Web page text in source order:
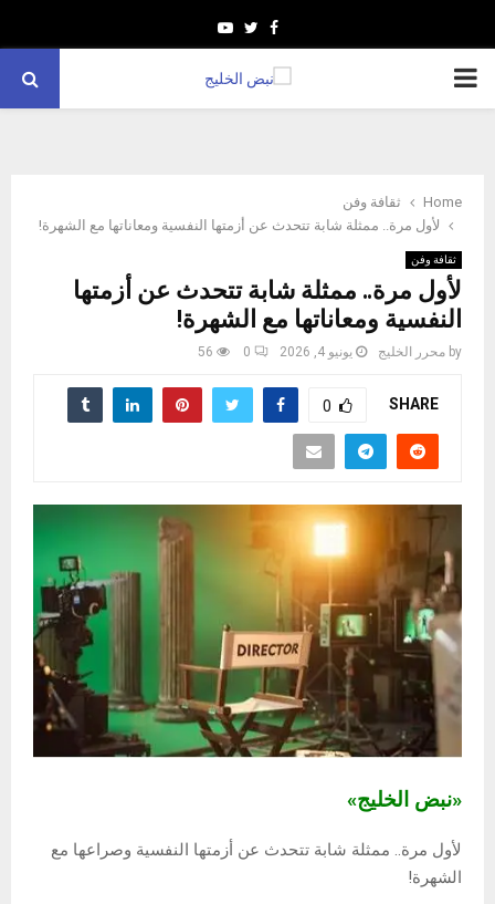
Facebook
Twitter
Youtube
PRIMARY
Home
ثقافة وفن
لأول مرة.. ممثلة شابة تتحدث عن أزمتها النفسية ومعاناتها مع الشهرة!
ثقافة وفن
لأول مرة.. ممثلة شابة تتحدث عن أزمتها
النفسية ومعاناتها مع الشهرة!
by محرر الخليج يونيو 4, 2026 0
56
SHARE
0
«نبض الخليج»
لأول مرة.. ممثلة شابة تتحدث عن أزمتها النفسية وصراعها مع
الشهرة!